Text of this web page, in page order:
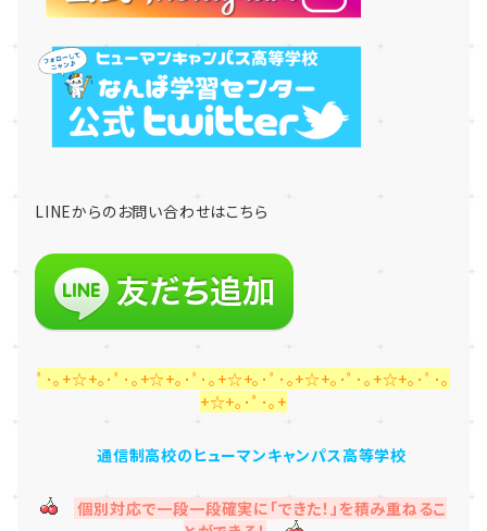
LINEからのお問い合わせはこちら
ﾟ･｡+☆+｡･ﾟ･｡+☆+｡･ﾟ･｡+☆+｡･ﾟ･｡+☆+｡･ﾟ･｡+☆+｡･ﾟ･｡
+☆+｡･ﾟ･｡+
通信制高校のヒューマンキャンパス高等学校
個別対応で一段一段確実に「できた！」を積み重ねるこ